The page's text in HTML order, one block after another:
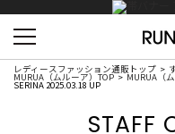
レディースファッション通販トップ
MURUA（ムルーア）TOP MURUA（
SERINA 2025.03.18 UP
STAFF